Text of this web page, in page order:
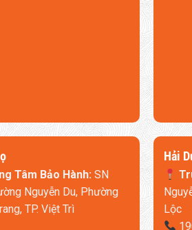
ngủ
Tâm Bảo Hành: SN
Nguyễn Du, Phường
TP. Việt Trì
​Hải
Lộc